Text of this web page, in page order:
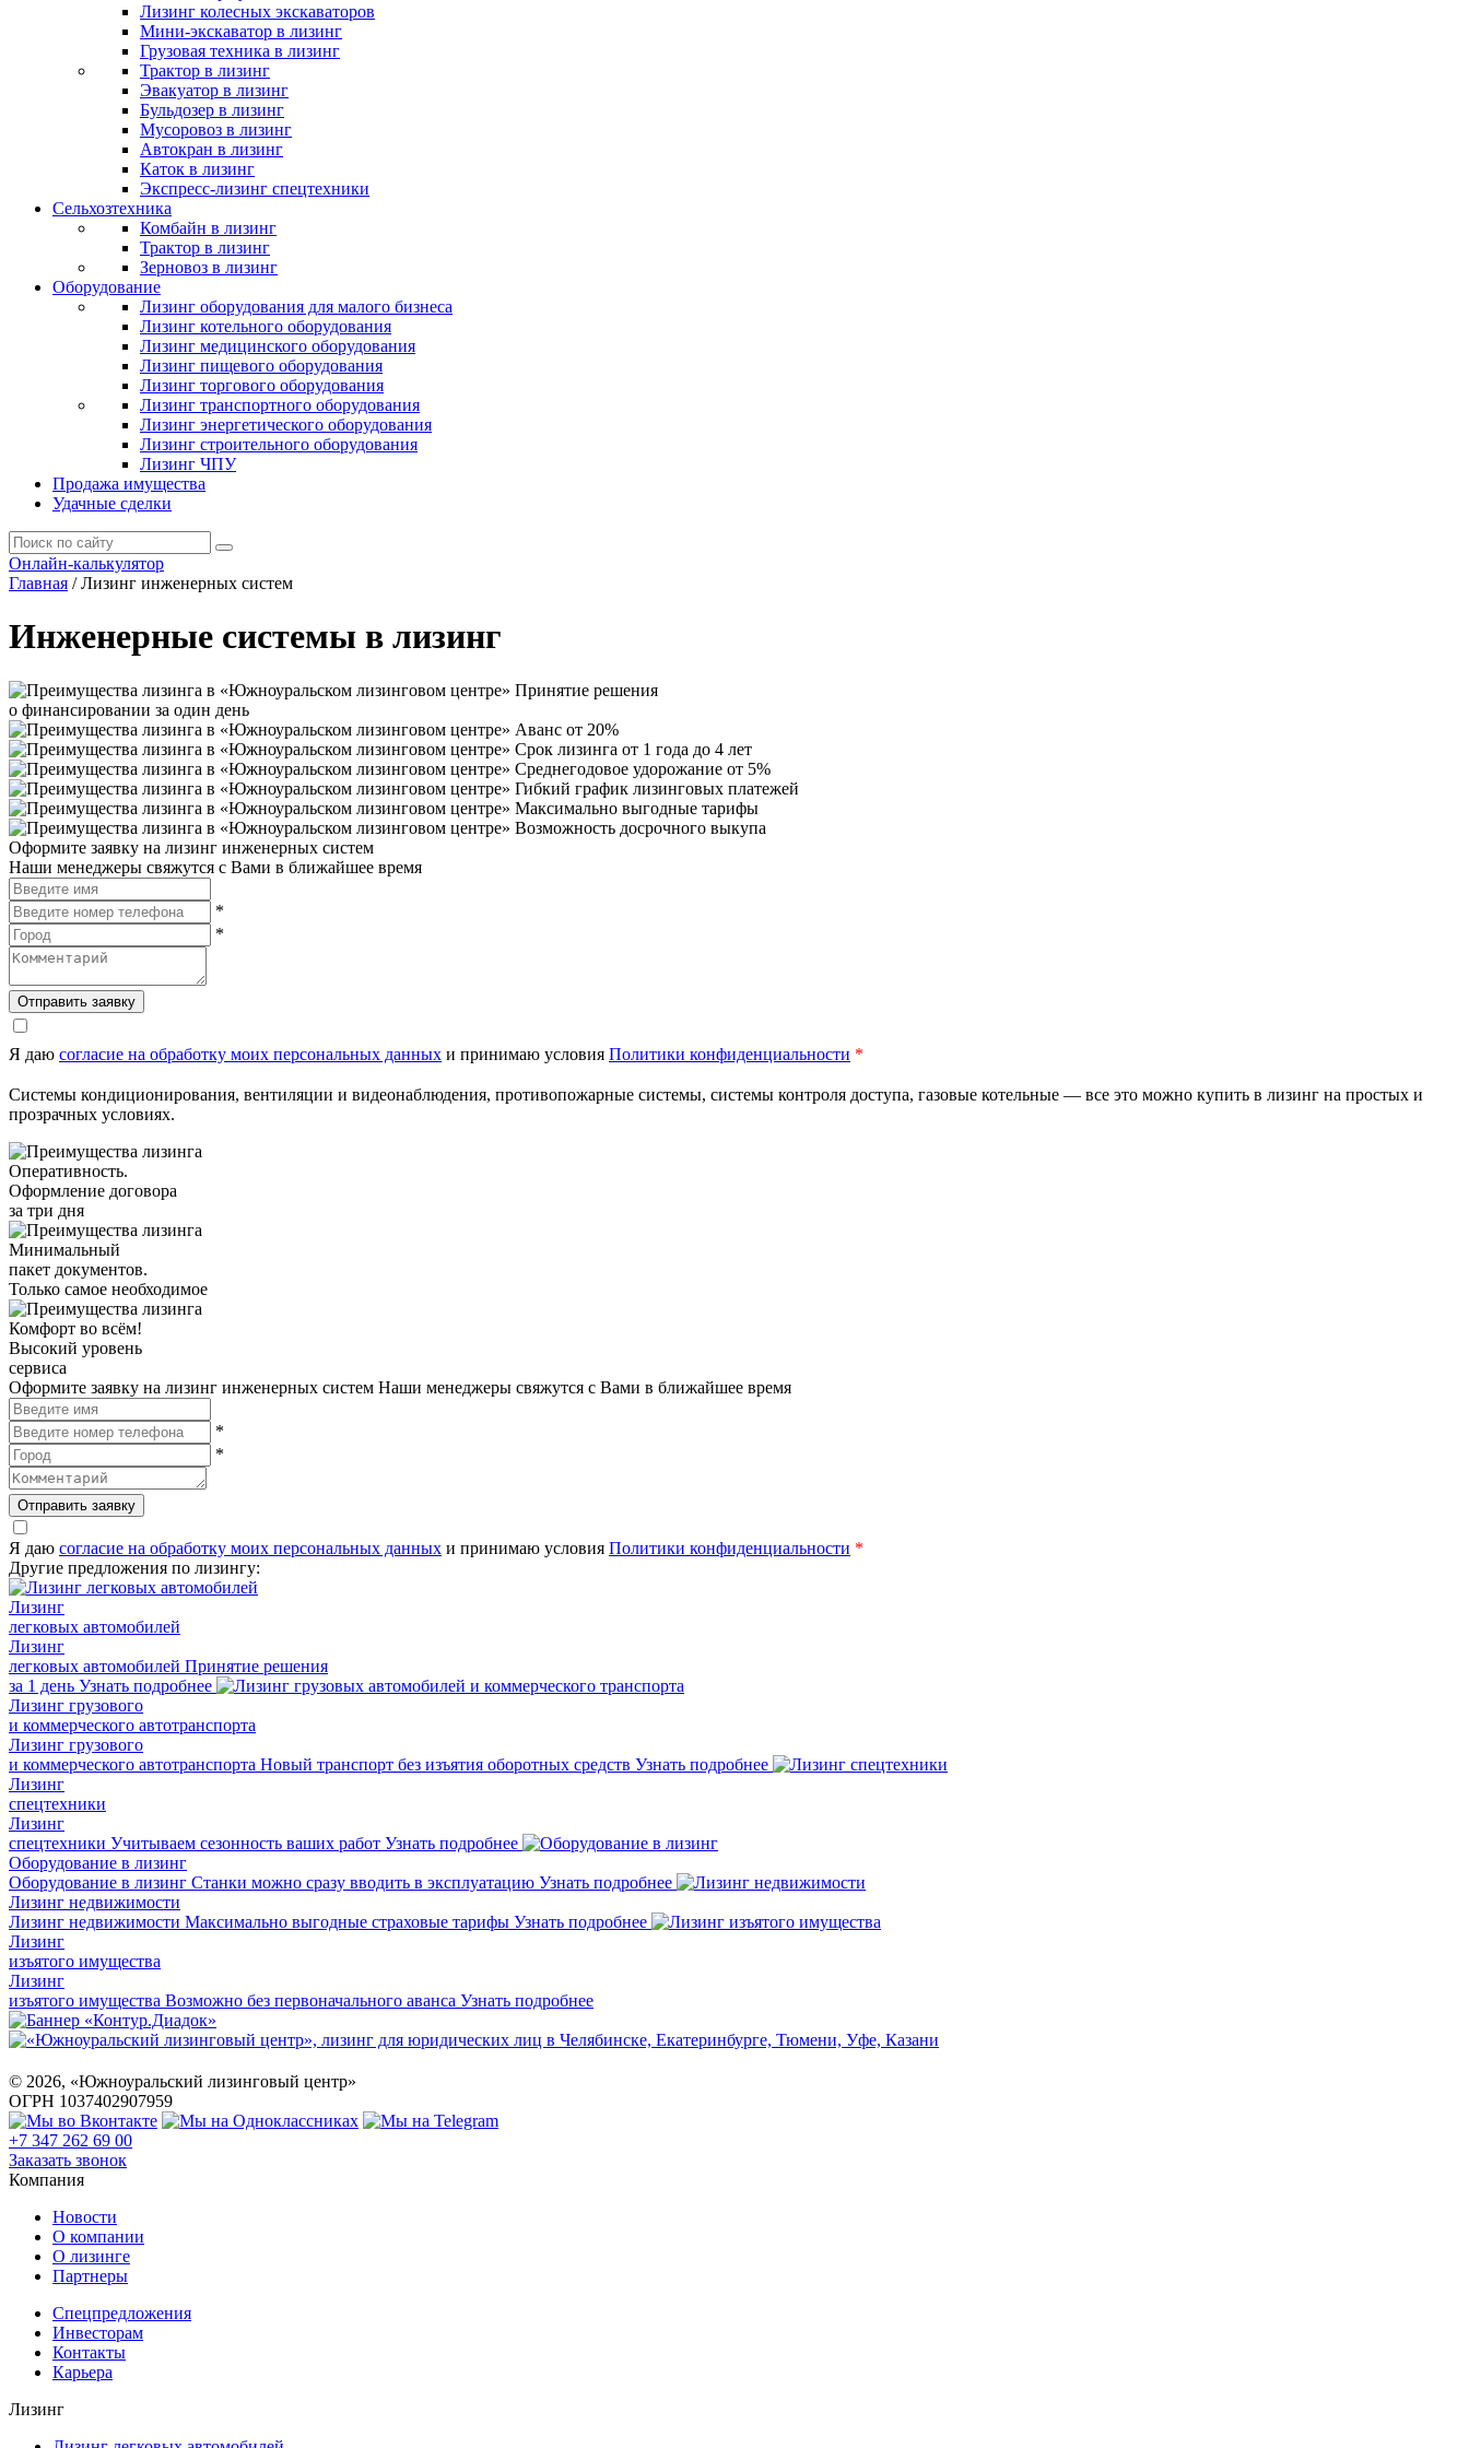
Лизинг колесных экскаваторов
Мини-экскаватор в лизинг
Грузовая техника в лизинг
Трактор в лизинг
Эвакуатор в лизинг
Бульдозер в лизинг
Мусоровоз в лизинг
Автокран в лизинг
Каток в лизинг
Экспресс-лизинг спецтехники
Сельхозтехника
Комбайн в лизинг
Трактор в лизинг
Зерновоз в лизинг
Оборудование
Лизинг оборудования для малого бизнеса
Лизинг котельного оборудования
Лизинг медицинского оборудования
Лизинг пищевого оборудования
Лизинг торгового оборудования
Лизинг транспортного оборудования
Лизинг энергетического оборудования
Лизинг строительного оборудования
Лизинг ЧПУ
Продажа имущества
Удачные сделки
Онлайн-калькулятор
Главная / Лизинг инженерных систем
Инженерные системы в лизинг
Принятие решения
о финансировании за один день
Аванс от 20%
Срок лизинга от 1 года до 4 лет
Среднегодовое удорожание от 5%
Гибкий график лизинговых платежей
Максимально выгодные тарифы
Возможность досрочного выкупа
Оформите заявку на лизинг инженерных систем
Наши менеджеры свяжутся с Вами в ближайшее время
*
*
Отправить заявку
Я даю согласие на обработку моих персональных данных и принимаю условия Политики конфиденциальности *
Системы кондиционирования, вентиляции и видеонаблюдения, противопожарные системы, системы контроля доступа, газовые котельные — все это можно купить в лизинг на простых и
прозрачных условиях.
Оперативность.
Оформление договора
за три дня
Минимальный
пакет документов.
Только самое необходимое
Комфорт во всём!
Высокий уровень
сервиса
Оформите заявку на лизинг инженерных систем Наши менеджеры свяжутся с Вами в ближайшее время
*
*
Отправить заявку
Я даю согласие на обработку моих персональных данных и принимаю условия Политики конфиденциальности *
Другие предложения по лизингу:
Лизинг
легковых автомобилей
Лизинг
легковых автомобилей Принятие решения
за 1 день Узнать подробнее
Лизинг грузового
и коммерческого автотранспорта
Лизинг грузового
и коммерческого автотранспорта Новый транспорт без изъятия оборотных средств Узнать подробнее
Лизинг
спецтехники
Лизинг
спецтехники Учитываем сезонность ваших работ Узнать подробнее
Оборудование в лизинг
Оборудование в лизинг Станки можно сразу вводить в эксплуатацию Узнать подробнее
Лизинг недвижимости
Лизинг недвижимости Максимально выгодные страховые тарифы Узнать подробнее
Лизинг
изъятого имущества
Лизинг
изъятого имущества Возможно без первоначального аванса Узнать подробнее
© 2026, «Южноуральский лизинговый центр»
ОГРН 1037402907959
+7 347 262 69 00
Заказать звонок
Компания
Новости
О компании
О лизинге
Партнеры
Спецпредложения
Инвесторам
Контакты
Карьера
Лизинг